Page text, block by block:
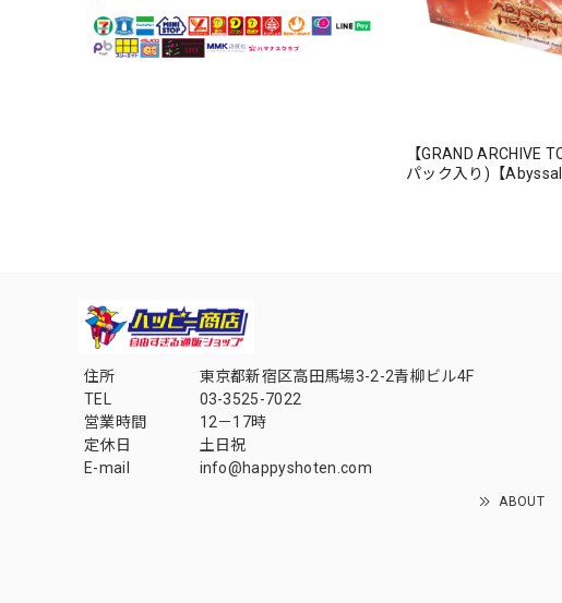
【GRAND ARCHIVE
パック入り)【
住所
東京都新宿区高田馬場3-2-2青柳ビル4F
TEL
03-3525-7022
営業時間
12－17時
定休日
土日祝
E-mail
info@happyshoten.com
ABOUT